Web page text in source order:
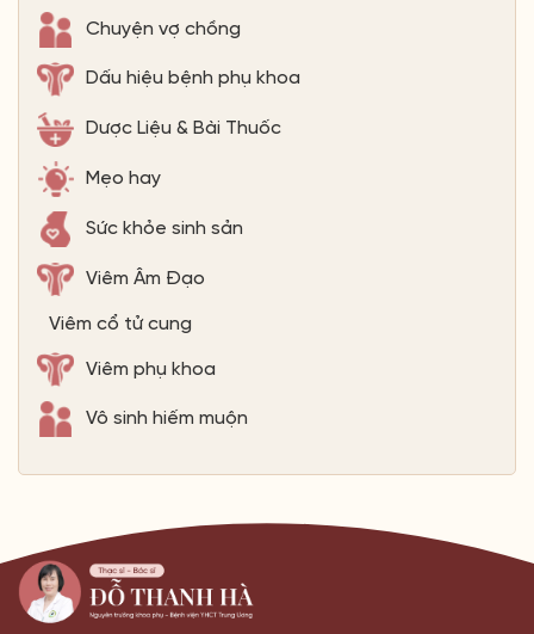
Chuyện vợ chồng
Dấu hiệu bệnh phụ khoa
Dược Liệu & Bài Thuốc
Mẹo hay
Sức khỏe sinh sản
Viêm Âm Đạo
Viêm cổ tử cung
Viêm phụ khoa
Vô sinh hiếm muộn